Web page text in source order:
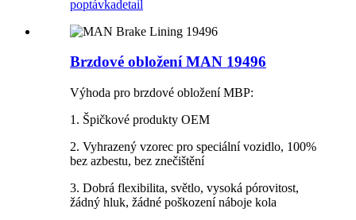
poptávkadetail
Brzdové obložení MAN 19496
Výhoda pro brzdové obložení MBP:
1. Špičkové produkty OEM
2. Vyhrazený vzorec pro speciální vozidlo, 100%
bez azbestu, bez znečištění
3. Dobrá flexibilita, světlo, vysoká pórovitost,
žádný hluk, žádné poškození náboje kola